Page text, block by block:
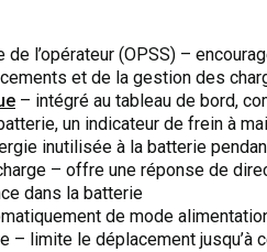
l’opérateur (OPSS) –
et de la gestion des
– intégré au tableau de bord,
un indicateur de frein à
inutilisée à la batterie
– offre une réponse de
dans la batterie
de mode
– limite le déplacement jusqu’à